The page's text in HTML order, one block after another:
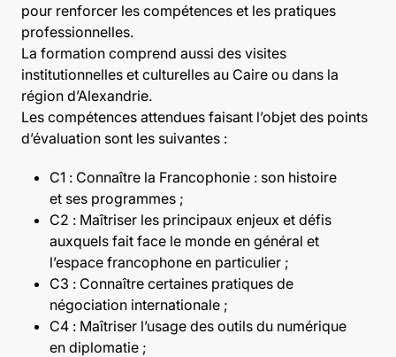
pour renforcer les compétences et les pratiques
professionnelles.
La formation comprend aussi des visites
institutionnelles et culturelles au Caire ou dans la
région d’Alexandrie.
Les compétences attendues faisant l’objet des points
d’évaluation sont les suivantes :
C1 : Connaître la Francophonie : son histoire
et ses programmes ;
C2 : Maîtriser les principaux enjeux et défis
auxquels fait face le monde en général et
l’espace francophone en particulier ;
C3 : Connaître certaines pratiques de
négociation internationale ;
C4 : Maîtriser l’usage des outils du numérique
en diplomatie ;